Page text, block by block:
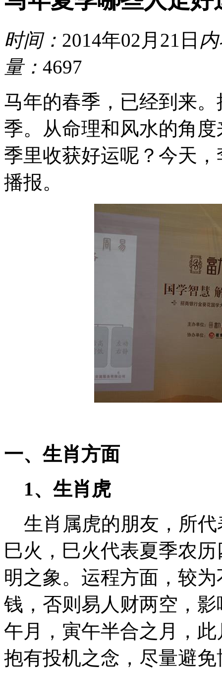
时间： 2014年02月21日
量： 4697
马年的春季，已经到来
季。从命理和风水的角
季里收获好运呢？今天
播报。
一、生肖方面
1、生肖虎
生肖属虎的朋友，所代
巳火，巳火代表夏季农
明之象。运程方面，较
钱，否则易人财两空，
午月，寅午半合之月，
抱有投机之念，尽量避